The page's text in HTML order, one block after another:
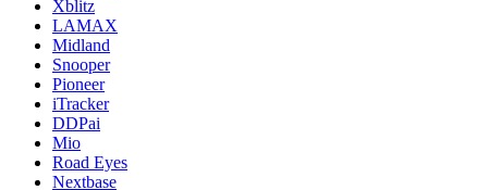
Xblitz
LAMAX
Midland
Snooper
Pioneer
iTracker
DDPai
Mio
Road Eyes
Nextbase